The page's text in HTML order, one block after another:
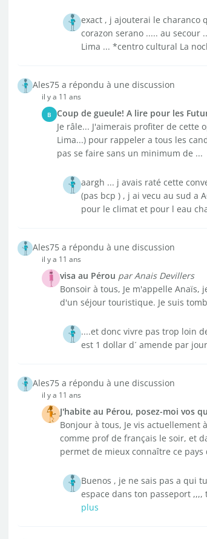
exact , j ajouterai le charanco
corazon serano ..... au secour
Lima ... *centro cultural La
Ales75 a répondu à une discussion
il y a 11 ans
B Coup de gueule! A lire pour les
Je râle... J'aimerais profiter de
Lima...) pour rappeler a tous les
pas se faire sans un minimum de ...
aargh ... j avais raté cette
(pas bcp ) , j ai vecu au sud a
pour le climat et pour l eau
Ales75 a répondu à une discussion
il y a 11 ans
visa au Pérou par Anais Devillers
Bonsoir à tous, Je m'appelle Anaïs,
d'un séjour touristique. Je suis
....et donc vivre pas trop loin
est 1 dollar d´ amende par
Ales75 a répondu à une discussion
il y a 11 ans
J'habite au Pérou, posez-moi vos
Bonjour à tous, Je vis actuellement
comme prof de français le soir, et
permet de mieux connaître ce
Buenos , je ne sais pas a qui
espace dans ton passeport
plus